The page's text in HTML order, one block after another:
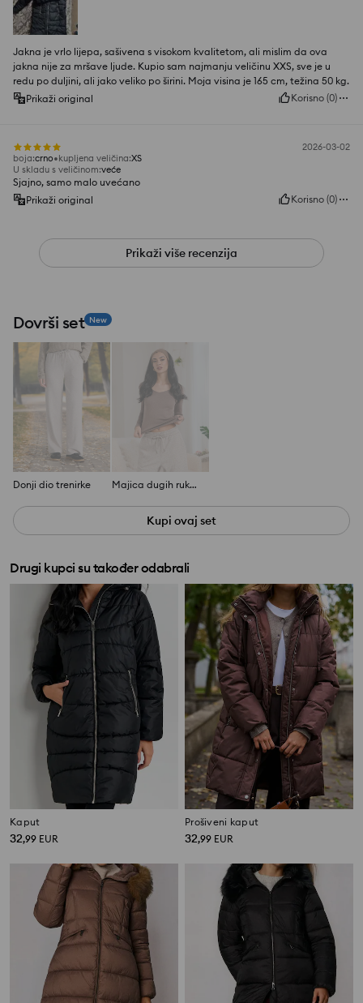
Jakna je vrlo lijepa, sašivena s visokom kvalitetom, ali mislim da ova
jakna nije za mršave ljude. Kupio sam najmanju veličinu XXS, sve je u
redu po duljini, ali jako veliko po širini. Moja visina je 165 cm, težina 50 kg.
Prikaži original
Korisno (0)
2026-03-02
boja:crno kupljena veličina:XS
U skladu s veličinom:veće
Sjajno, samo malo uvećano
Prikaži original
Korisno (0)
Prikaži više recenzija
Dovrši set New
Donji dio trenirke Majica dugih rukava
Kupi ovaj set
Drugi kupci su također odabrali
Kaput
32,99 EUR
Prošiveni kaput
32,99 EUR